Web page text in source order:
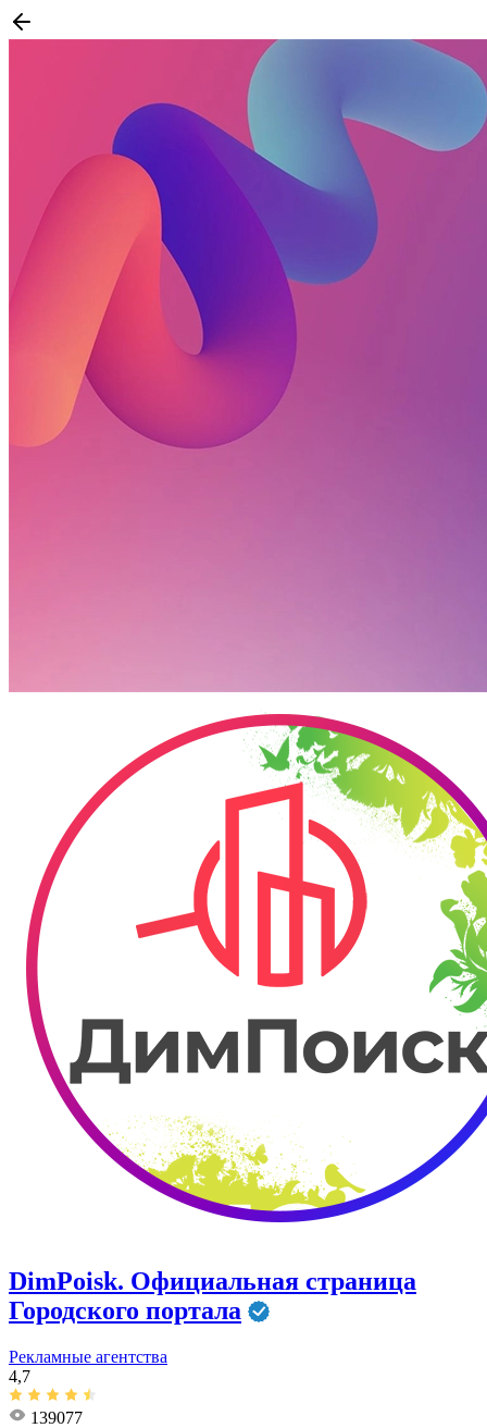
DimPoisk. Официальная страница
Городского портала
Рекламные агентства
4,7
139077